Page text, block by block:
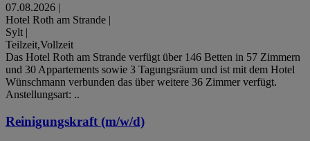
07.08.2026 |
Hotel Roth am Strande |
Sylt |
Teilzeit,Vollzeit
Das Hotel Roth am Strande verfügt über 146 Betten in 57 Zimmern
und 30 Appartements sowie 3 Tagungsräum und ist mit dem Hotel
Wünschmann verbunden das über weitere 36 Zimmer verfügt.
Anstellungsart: ..
Reinigungskraft (m/w/d)